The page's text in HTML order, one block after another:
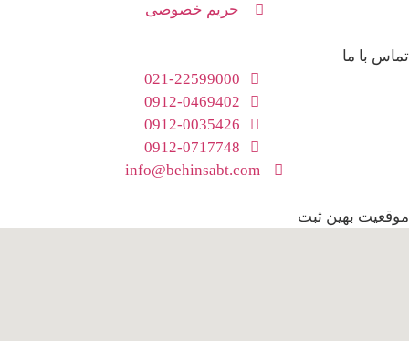
حریم خصوصی
تماس با ما
021-22599000
0912-0469402
0912-0035426
0912-0717748
info@behinsabt.com
موقعیت بهین ثبت